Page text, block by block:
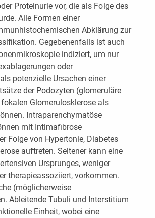
Proteinurie vor, die als Folge des
Alle Formen einer
Abklärung zur
Gegebenenfalls ist auch
indiziert, um nur
oder
potenzielle Ursachen einer
der Podozyten (glomeruläre
Glomerulosklerose als
Intraparenchymatöse
mit Intimafibrose
Folge von Hypertonie, Diabetes
auftreten. Seltener kann eine
Ursprunges, weniger
therapieassoziiert, vorkommen.
(möglicherweise
Ableitende Tubuli und Interstitium
Einheit, wobei eine